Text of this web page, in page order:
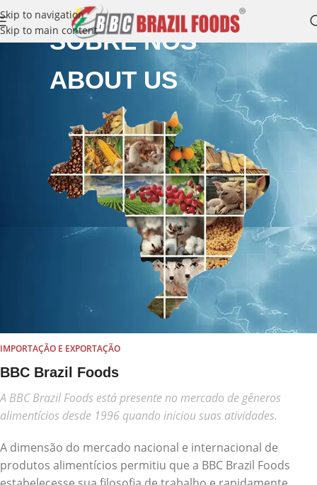
Skip to navigation
Skip to main contentSOBRE NÓS
ABOUT US
IMPORTAÇÃO E EXPORTAÇÃO
BBC Brazil Foods
A BBC Brazil Foods está presente no mercado de gêneros
alimentícios desde 1996 quando iniciou suas atividades.
A dimensão do mercado nacional e internacional de
produtos alimentícios permitiu que a BBC Brazil Foods